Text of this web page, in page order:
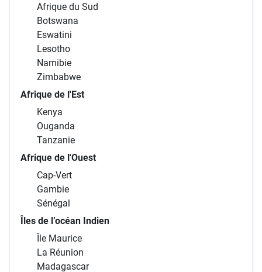
Afrique du Sud
Botswana
Eswatini
Lesotho
Namibie
Zimbabwe
Afrique de l'Est
Kenya
Ouganda
Tanzanie
Afrique de l'Ouest
Cap-Vert
Gambie
Sénégal
Îles de l’océan Indien
Île Maurice
La Réunion
Madagascar